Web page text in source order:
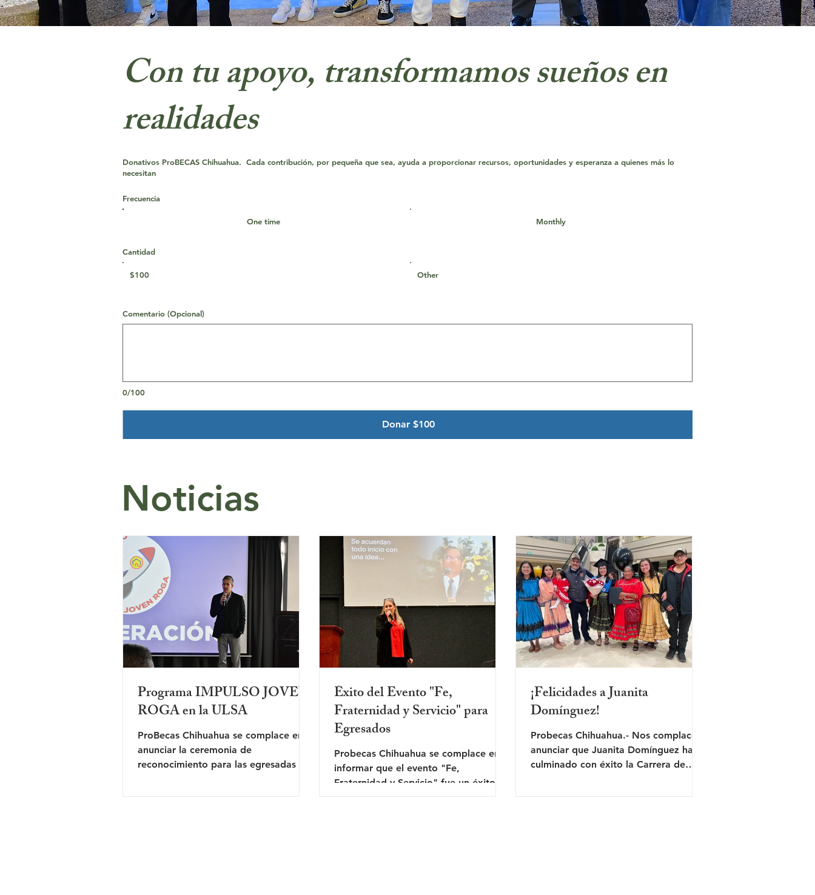
Con tu apoyo, transformamos sueños en
realidades
Donativos ProBECAS Chihuahua. Cada contribución, por pequeña que sea, ayuda a proporcionar recursos, oportunidades y esperanza a quienes más lo
necesitan
Frecuencia
One time Monthly
Cantidad
$100 Other
0/100
Comentario (Opcional)
Donar $100
Noticias
Programa IMPULSO JOVEN
ROGA en la ULSA
ProBecas Chihuahua se complace en
anunciar la ceremonia de
reconocimiento para las egresadas del
Éxito del Evento "Fe,
Fraternidad y Servicio" para
Egresados
Probecas Chihuahua se complace en
informar que el evento "Fe,
Fraternidad y Servicio" fue un éxito.
¡Felicidades a Juanita
Domínguez!
Probecas Chihuahua.- Nos complace
anunciar que Juanita Domínguez ha
culminado con éxito la Carrera de